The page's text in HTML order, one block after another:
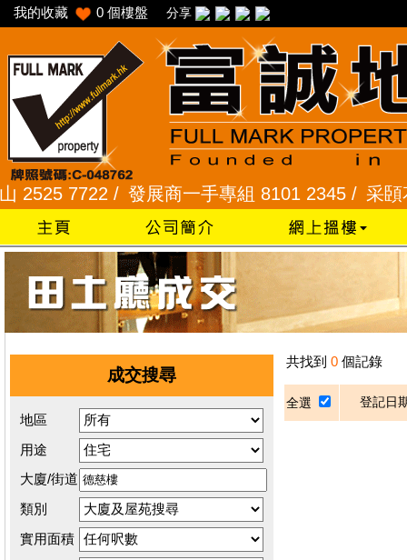
我的收藏 0 個樓盤 分享
7722 /發展商一手專組 8101 2345 /采頣花
成交搜尋
地區
用途
大廈/街道
類別
實用面積
共找到 0 個記錄
全選 登記日